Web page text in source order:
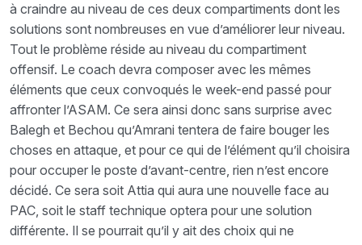
à craindre au niveau de ces deux compartiments dont les
solutions sont nombreuses en vue d’améliorer leur niveau.
Tout le problème réside au niveau du compartiment
offensif. Le coach devra composer avec les mêmes
éléments que ceux convoqués le week-end passé pour
affronter l’ASAM. Ce sera ainsi donc sans surprise avec
Balegh et Bechou qu’Amrani tentera de faire bouger les
choses en attaque, et pour ce qui de l’élément qu’il choisira
pour occuper le poste d’avant-centre, rien n’est encore
décidé. Ce sera soit Attia qui aura une nouvelle face au
PAC, soit le staff technique optera pour une solution
différente. Il se pourrait qu’il y ait des choix qui ne